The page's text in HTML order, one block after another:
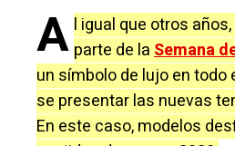
A l igual que otros años,
parte de laSemana
un símbolo de lujo en todo
se presentar las nuevas
En este caso, modelos